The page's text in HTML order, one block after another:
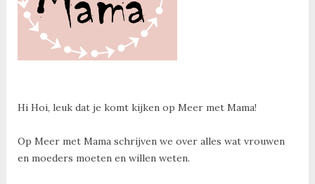
Hi Hoi, leuk dat je komt kijken op Meer met Mama!
Op Meer met Mama schrijven we over alles wat vrouwen
en moeders moeten en willen weten.